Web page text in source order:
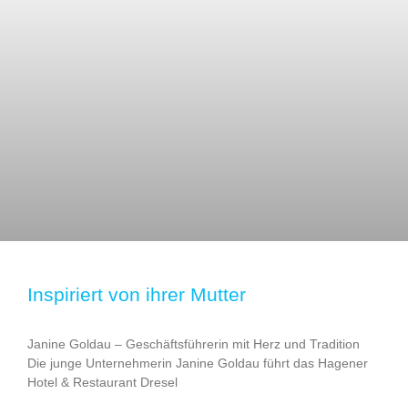
Inspiriert von ihrer Mutter
Janine Goldau – Geschäftsführerin mit Herz und Tradition
Die junge Unternehmerin Janine Goldau führt das Hagener
Hotel & Restaurant Dresel